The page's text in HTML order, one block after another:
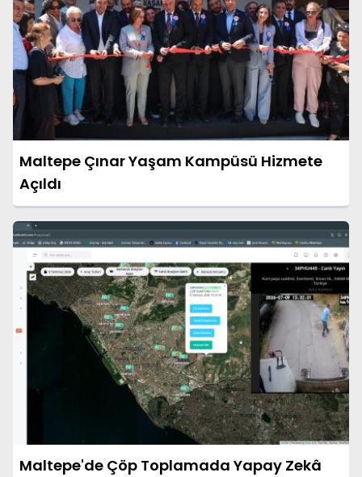
Maltepe Çınar Yaşam Kampüsü Hizmete
Açıldı
Maltepe'de Çöp Toplamada Yapay Zekâ